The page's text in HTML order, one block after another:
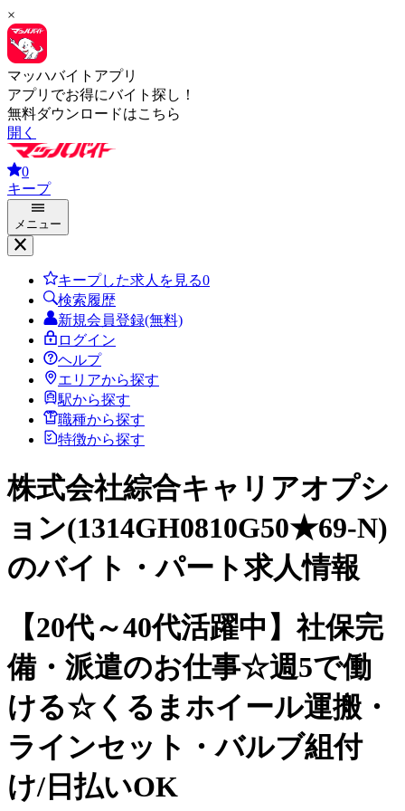
×
マッハバイトアプリ
アプリでお得にバイト探し！
無料ダウンロードはこちら
開く
0
キープ
メニュー
キープした求人を見る0
検索履歴
新規会員登録(無料)
ログイン
ヘルプ
エリアから探す
駅から探す
職種から探す
特徴から探す
株式会社綜合キャリアオプシ
ョン(1314GH0810G50★69-N)
のバイト・パート求人情報
【20代～40代活躍中】社保完
備・派遣のお仕事☆週5で働
ける☆くるまホイール運搬・
ラインセット・バルブ組付
け/日払いOK